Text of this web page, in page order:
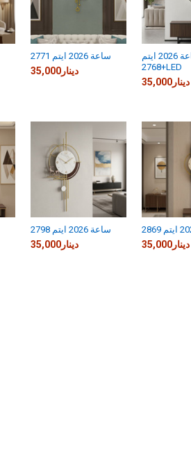
ساعة 2026 ايتم 2771
35,000دينار
ساعة 2026 ايتم
2768+LED
35,000دينار
ساعة 2026 ايتم 2798
35,000دينار 35,000دينار